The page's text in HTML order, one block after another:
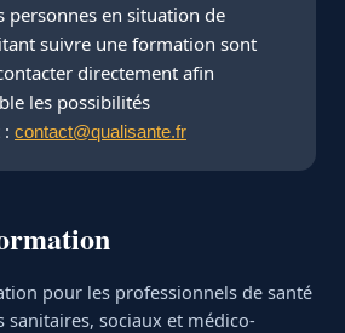
personnes en situation de
suivre une formation sont
directement afin
les possibilités
contact@qualisante.fr
pour les professionnels de santé
sanitaires, sociaux et médico-